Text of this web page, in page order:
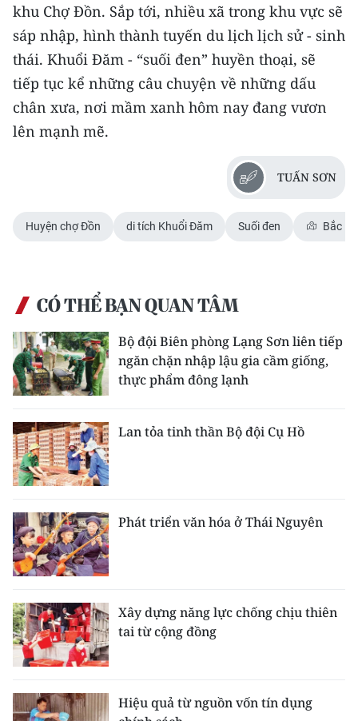
khu Chợ Đồn. Sắp tới, nhiều xã trong khu vực sẽ
sáp nhập, hình thành tuyến du lịch lịch sử - sinh
thái. Khuổi Đăm - “suối đen” huyền thoại, sẽ
tiếp tục kể những câu chuyện về những dấu
chân xưa, nơi mầm xanh hôm nay đang vươn
lên mạnh mẽ.
TUẤN SƠN
Huyện chợ Đồn di tích Khuổi Đăm Suối đen Bắc
CÓ THỂ BẠN QUAN TÂM
Bộ đội Biên phòng Lạng Sơn liên tiếp
ngăn chặn nhập lậu gia cầm giống,
thực phẩm đông lạnh
Lan tỏa tinh thần Bộ đội Cụ Hồ
Phát triển văn hóa ở Thái Nguyên
Xây dựng năng lực chống chịu thiên
tai từ cộng đồng
Hiệu quả từ nguồn vốn tín dụng